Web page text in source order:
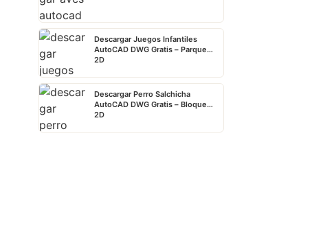
Descargar Juegos Infantiles
AutoCAD DWG Gratis – Parque
2D
Descargar Perro Salchicha
AutoCAD DWG Gratis – Bloque
2D